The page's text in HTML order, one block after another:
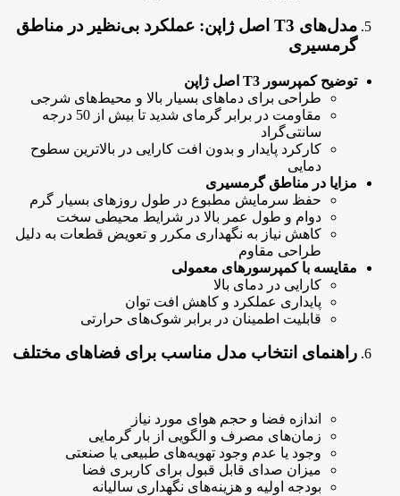
مدل‌های T3 اصل ژاپن: عملکرد بی‌نظیر در مناطق
گرمسیری
توضیح کمپرسور T3 اصل ژاپن
طراحی برای دماهای بسیار بالا و محیط‌های شرجی
مقاومت در برابر گرمای شدید تا بیش از 50 درجه
سانتی‌گراد
کارکرد پایدار و بدون افت کارایی در بالاترین سطوح
دمایی
مزایا در مناطق گرمسیری
حفظ سرمایش مطبوع در طول روزهای بسیار گرم
دوام و طول عمر بالا در شرایط محیطی سخت
کاهش نیاز به نگهداری مکرر و تعویض قطعات به دلیل
طراحی مقاوم
مقایسه با کمپرسورهای معمولی
کارایی در دمای بالا
پایداری عملکرد و کاهش افت توان
قابلیت اطمینان در برابر شوک‌های حرارتی
راهنمای انتخاب مدل مناسب برای فضاهای مختلف
اندازه فضا و حجم هوای مورد نیاز
زمان‌های مصرف و الگویی از بار گرمایی
وجود یا عدم وجود تهویه‌های طبیعی یا صنعتی
میزان صدای قابل قبول برای کاربری فضا
بودجه اولیه و هزینه‌های نگهداری سالیانه